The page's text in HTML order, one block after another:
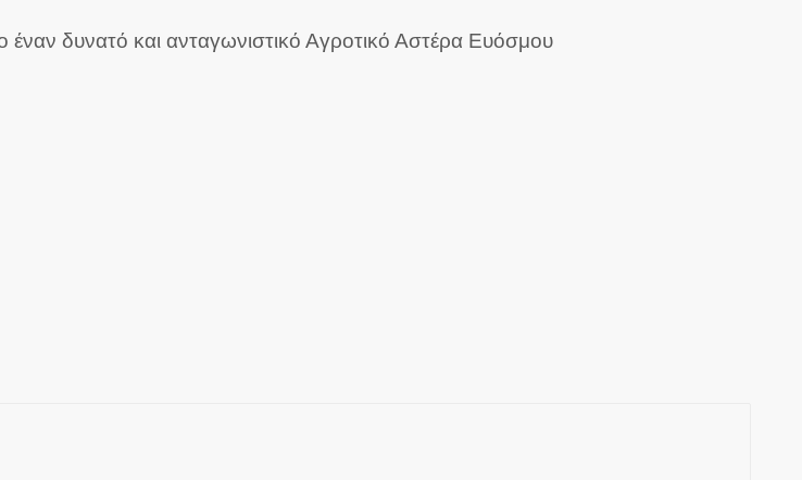
έναν δυνατό και ανταγωνιστικό Αγροτικό Αστέρα Ευόσμου